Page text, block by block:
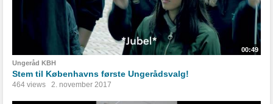
00:49
Ungeråd KBH
Stem til Københavns første Ungerådsvalg!
464 views 2. november 2017